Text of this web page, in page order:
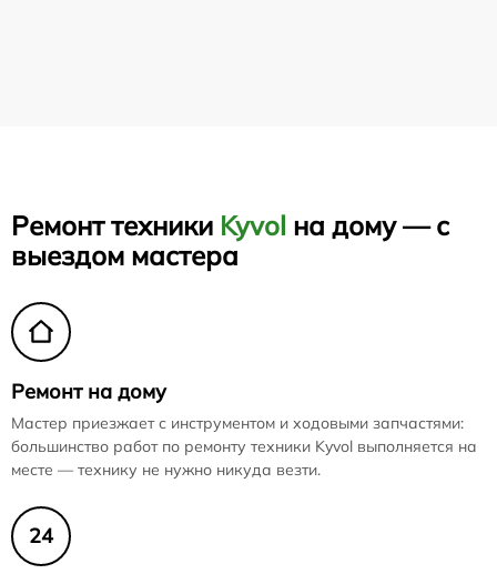
Ремонт техники Kyvol на дому — с
выездом мастера
Ремонт на дому
Мастер приезжает с инструментом и ходовыми запчастями:
большинство работ по ремонту техники Kyvol выполняется на
месте — технику не нужно никуда везти.
24